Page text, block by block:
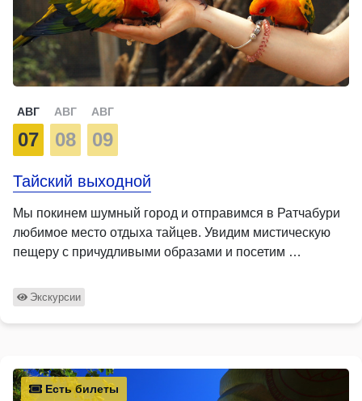
АВГ
07
АВГ
08
АВГ
09
Тайский выходной
Мы покинем шумный город и отправимся в Ратчабури
любимое место отдыха тайцев. Увидим мистическую
пещеру с причудливыми образами и посетим …
Экскурсии
Есть билеты